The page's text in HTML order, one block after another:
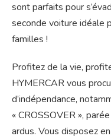
sont parfaits pour
seconde voiture idéale
familles !
Profitez de la vie,
HYMERCAR vous
d’indépendance,
« CROSSOVER »,
ardus. Vous disposez